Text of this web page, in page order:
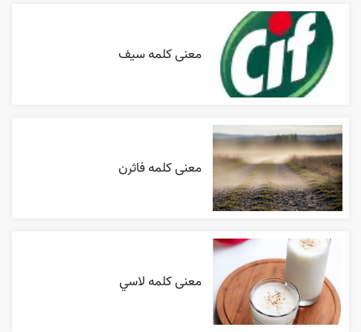
معنی کلمه سیف
معنی کلمه فاثرن
معنی کلمه لاسي